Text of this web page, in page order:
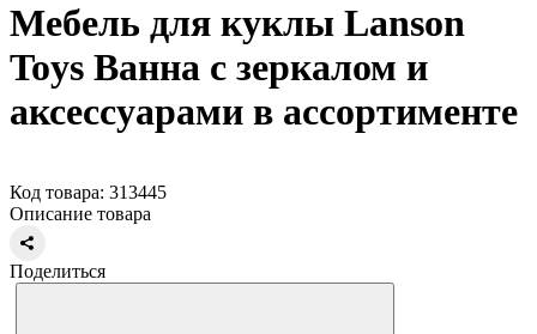
Мебель для куклы Lanson
Toys Ванна с зеркалом и
аксессуарами в ассортименте
Код товара: 313445
Описание товара
Поделиться